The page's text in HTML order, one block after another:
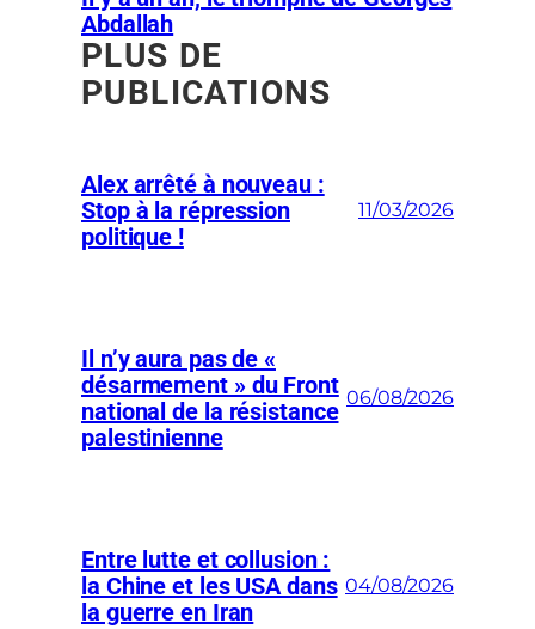
Abdallah
PLUS DE
PUBLICATIONS
Alex arrêté à nouveau :
Stop à la répression
politique !
11/03/2026
Il n’y aura pas de «
désarmement » du Front
national de la résistance
palestinienne
06/08/2026
Entre lutte et collusion :
la Chine et les USA dans
la guerre en Iran
04/08/2026